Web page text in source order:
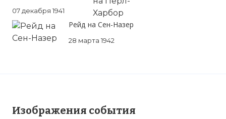
07 декабря 1941
Рейд на Сен-Назер
28 марта 1942
Изображения события